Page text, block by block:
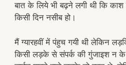
बात के लिये भी बढ़ने लगी थी कि काश
किसी दिन नसीब हो।
मैं ग्यारहवीं में पंहुच गयी थी लेकिन
किसी लड़के से संपर्क की गुंजाइश न के